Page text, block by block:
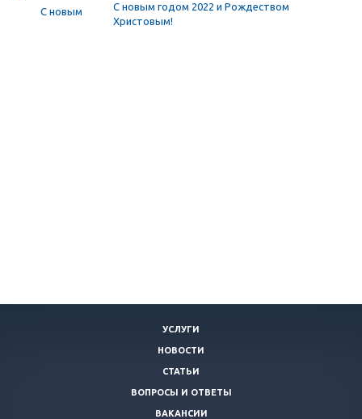
С новым годом 2022 и Рождеством
Христовым!
УСЛУГИ
НОВОСТИ
СТАТЬИ
ВОПРОСЫ И ОТВЕТЫ
ВАКАНСИИ